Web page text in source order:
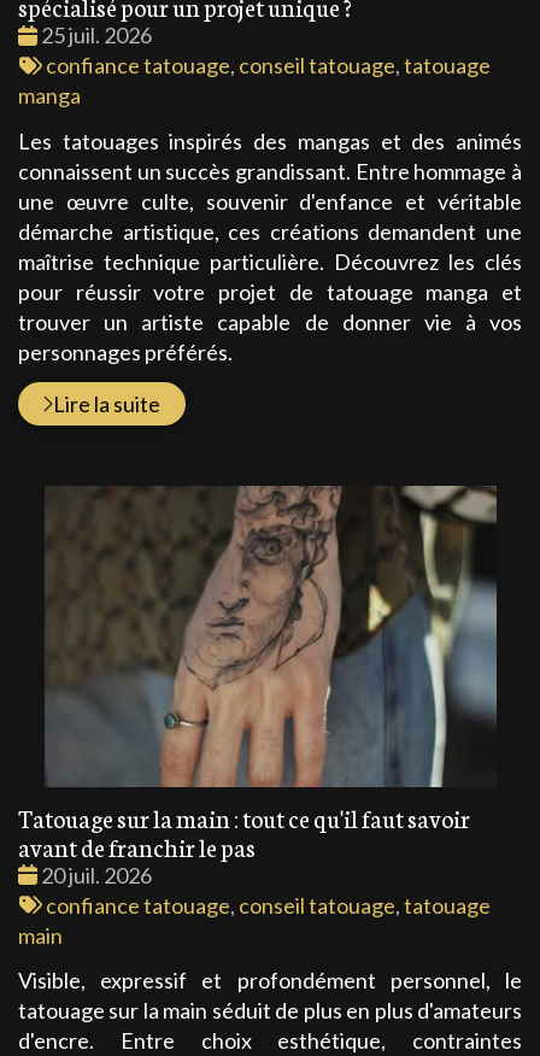
Date
:
25 juil. 2026
Tags
:
confiance tatouage, conseil tatouage,tatouage
manga
Les tatouages inspirés des mangas et des animés
connaissent un succès grandissant. Entre hommage à
une œuvre culte, souvenir d'enfance et véritable
démarche artistique, ces créations demandent une
maîtrise technique particulière. Découvrez les clés
pour réussir votre projet de tatouage manga et
trouver un artiste capable de donner vie à vos
personnages préférés.
Lire la suite
Tatouage sur la main : tout ce qu'il faut savoir
avant de franchir le pas
Date
:
20 juil. 2026
Tags
:
confiance tatouage, conseil tatouage,tatouage
main
Visible, expressif et profondément personnel, le
tatouage sur la main séduit de plus en plus d'amateurs
d'encre. Entre choix esthétique, contraintes